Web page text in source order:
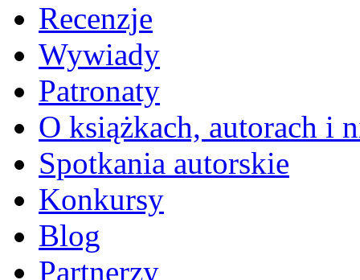
Recenzje
Wywiady
Patronaty
O książkach, autorach i
Spotkania autorskie
Konkursy
Blog
Partnerzy